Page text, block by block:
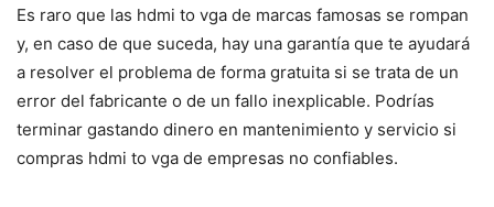
Es raro que las hdmi to vga de marcas famosas se rompan
y, en caso de que suceda, hay una garantía que te ayudará
a resolver el problema de forma gratuita si se trata de un
error del fabricante o de un fallo inexplicable. Podrías
terminar gastando dinero en mantenimiento y servicio si
compras hdmi to vga de empresas no confiables.